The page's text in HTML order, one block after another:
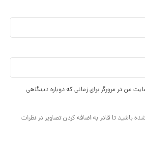
من در مرورگر برای زمانی که دوباره دیدگاهی
باشید تا قادر به اضافه کردن تصاویر در نظرات